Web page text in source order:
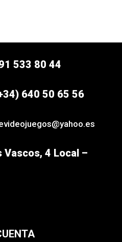
533 80 44
640 50 65 56
Vascos, 4 Local –